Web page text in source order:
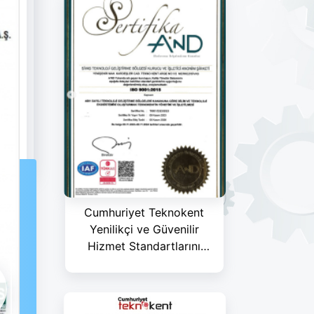
Cumhuriyet Teknokent
Yenilikçi ve Güvenilir
Hizmet Standartlarını